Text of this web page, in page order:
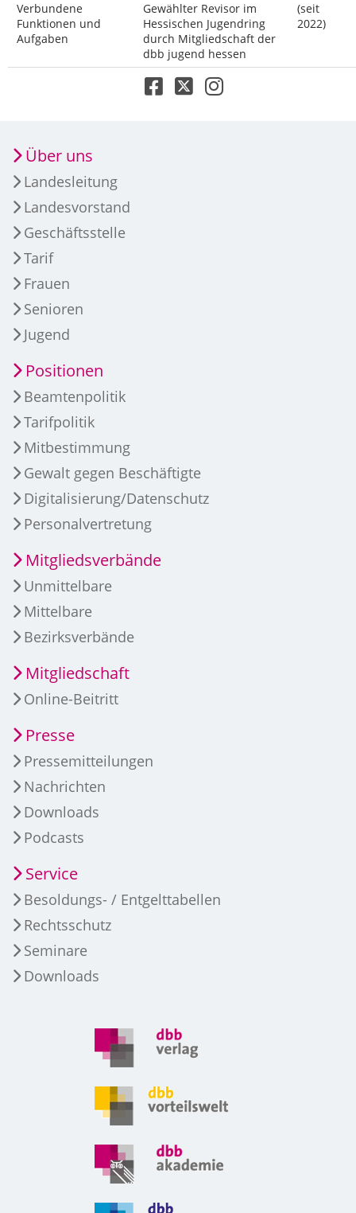
Verbundene
Funktionen und
Aufgaben
Gewählter Revisor im
Hessischen Jugendring
durch Mitgliedschaft der
dbb jugend hessen
(seit
2022)
Über uns
Landesleitung
Landesvorstand
Geschäftsstelle
Tarif
Frauen
Senioren
Jugend
Positionen
Beamtenpolitik
Tarifpolitik
Mitbestimmung
Gewalt gegen Beschäftigte
Digitalisierung/Datenschutz
Personalvertretung
Mitgliedsverbände
Unmittelbare
Mittelbare
Bezirksverbände
Mitgliedschaft
Online-Beitritt
Presse
Pressemitteilungen
Nachrichten
Downloads
Podcasts
Service
Besoldungs- / Entgelttabellen
Rechtsschutz
Seminare
Downloads